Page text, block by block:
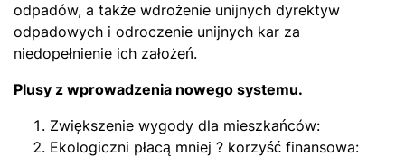
odpadów, a także wdrożenie unijnych dyrektyw
odpadowych i odroczenie unijnych kar za
niedopełnienie ich założeń.
Plusy z wprowadzenia nowego systemu.
Zwiększenie wygody dla mieszkańców:
Ekologiczni płacą mniej ? korzyść finansowa: